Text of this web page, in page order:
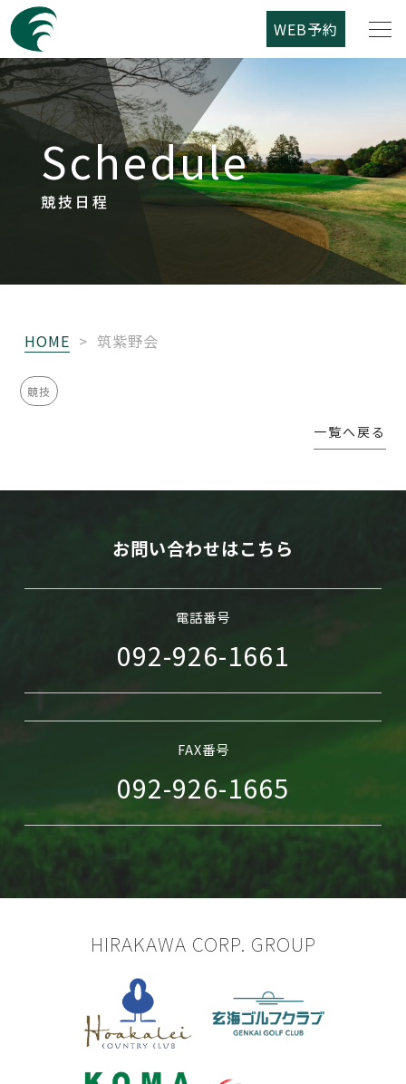
WEB予約
Schedule
競技日程
HOME > 筑紫野会
競技
一覧へ戻る
お問い合わせはこちら
電話番号
092-926-1661
FAX番号
092-926-1665
HIRAKAWA CORP. GROUP
筑紫野カントリークラブについて
コース紹介
ご利用案内
レストラン